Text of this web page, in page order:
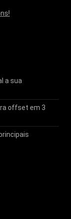
a sua
offset em 3